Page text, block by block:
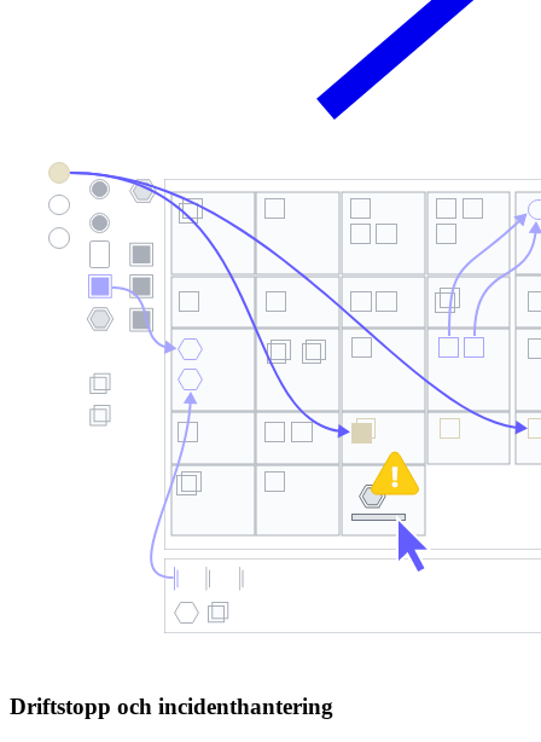
Driftstopp och incidenthantering